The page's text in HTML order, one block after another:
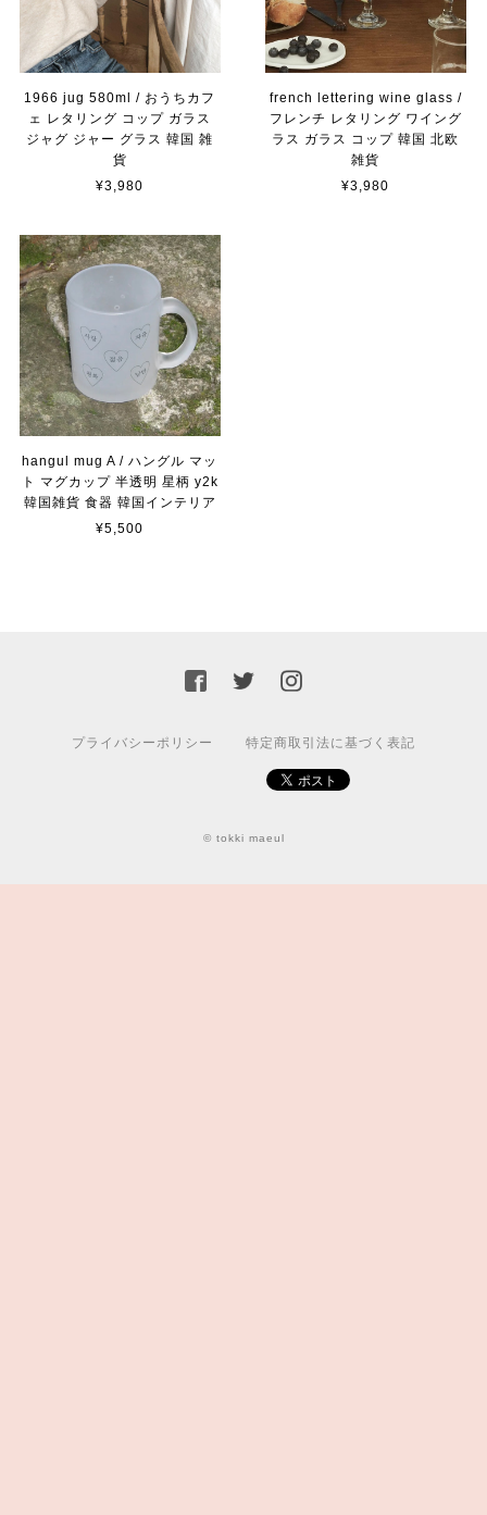
1966 jug 580ml / おうちカフ
ェ レタリング コップ ガラス
ジャグ ジャー グラス 韓国 雑
貨
¥3,980
french lettering wine glass /
フレンチ レタリング ワイング
ラス ガラス コップ 韓国 北欧
雑貨
¥3,980
hangul mug A / ハングル マッ
ト マグカップ 半透明 星柄 y2k
韓国雑貨 食器 韓国インテリア
¥5,500
プライバシーポリシー 特定商取引法に基づく表記
© tokki maeul